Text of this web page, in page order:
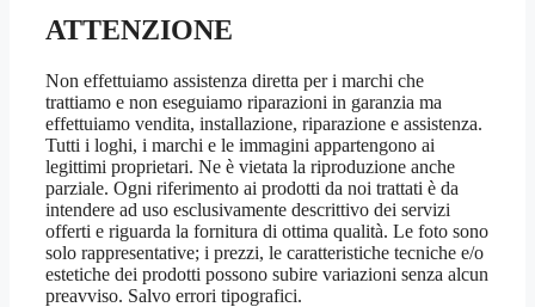
ATTENZIONE
Non effettuiamo assistenza diretta per i marchi che
trattiamo e non eseguiamo riparazioni in garanzia ma
effettuiamo vendita, installazione, riparazione e assistenza.
Tutti i loghi, i marchi e le immagini appartengono ai
legittimi proprietari. Ne è vietata la riproduzione anche
parziale. Ogni riferimento ai prodotti da noi trattati è da
intendere ad uso esclusivamente descrittivo dei servizi
offerti e riguarda la fornitura di ottima qualità. Le foto sono
solo rappresentative; i prezzi, le caratteristiche tecniche e/o
estetiche dei prodotti possono subire variazioni senza alcun
preavviso. Salvo errori tipografici.